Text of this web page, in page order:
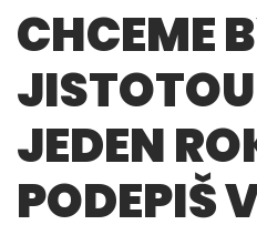
CHCEME
JISTOTOU
JEDEN
PODEPIŠ